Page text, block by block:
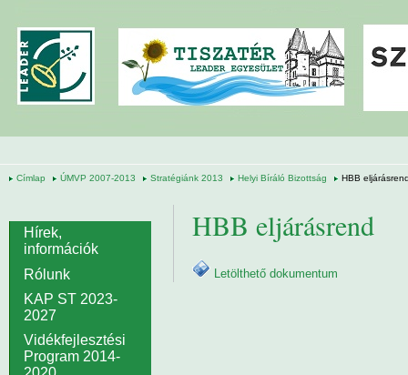
Címlap ÚMVP 2007-2013 Stratégiánk 2013 Helyi Bíráló Bizottság HBB
HBB eljárásrend
Letölthető dokumentum
Hírek,
információk
Rólunk
KAP ST 2023-
2027
Vidékfejlesztési
Program 2014-